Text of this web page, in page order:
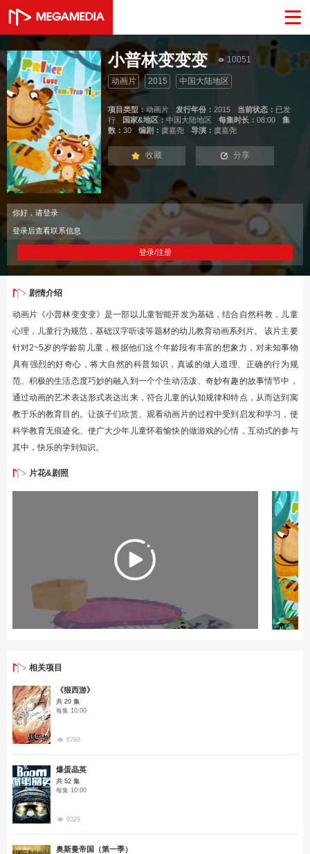
小普林变变变 10051
动画片 2015 中国大陆地区
项目类型： 动画片 发行年份： 2015 当前状态： 已发
行
国家&地区： 中国大陆地区 每集时长： 08:00
集
数： 30 编剧： 虞嘉尧 导演： 虞嘉尧
收藏 分享
你好，请登录
登录后查看联系信息
登录/注册
剧情介绍
动画片《小普林变变变》是一部以儿童智能开发为基础，结合自然科教，儿童
心理，儿童行为规范，基础汉字听读等题材的幼儿教育动画系列片。 该片主要
针对2~5岁的学龄前儿童，根据他们这个年龄段有丰富的想象力，对未知事物
具有强烈的好奇心，将大自然的科普知识，真诚的做人道理、正确的行为规
范、积极的生活态度巧妙的融入到一个个生动活泼、奇妙有趣的故事情节中，
通过动画的艺术表达形式表达出来，符合儿童的认知规律和特点，从而达到寓
教于乐的教育目的。让孩子们欣赏、观看动画片的过程中受到启发和学习，使
科学教育无痕迹化、使广大少年儿童怀着愉快的做游戏的心情，互动式的参与
其中，快乐的学到知识。
片花&剧照
相关项目
《狠西游》
共 20 集
每集 10:00
8799
爆蛋晶英
共 52 集
每集 10:00
9329
奥斯曼帝国（第一季）